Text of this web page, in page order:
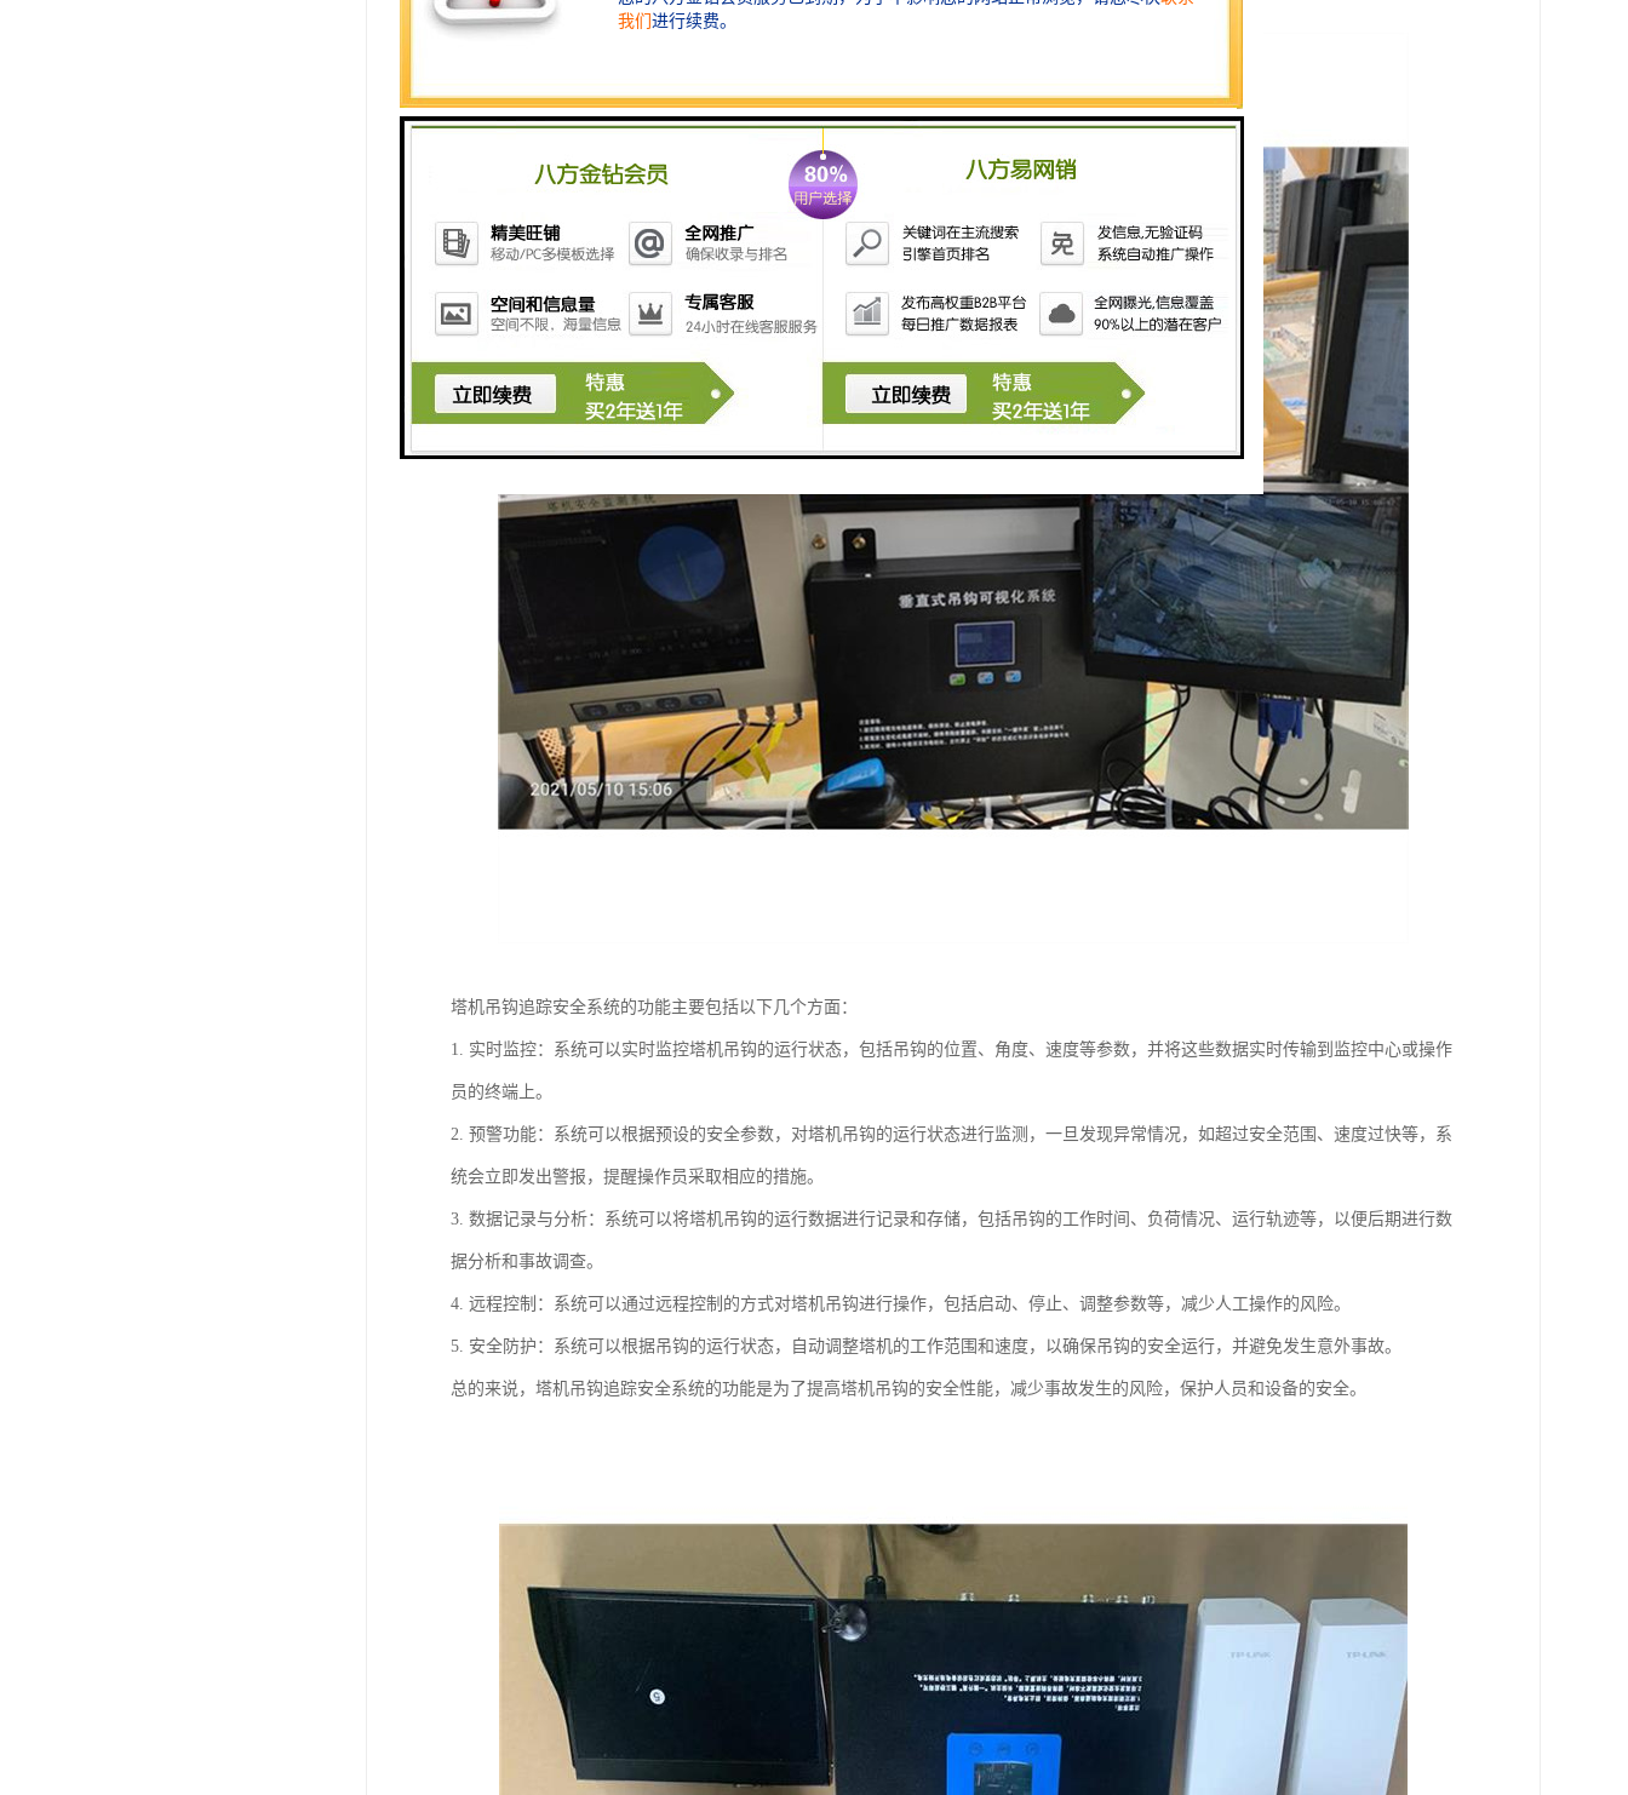
减少人为操作错误，提升工作质量。
塔机吊钩追踪安全系统的功能主要包括以下几个方面：
1. 实时监控：系统可以实时监控塔机吊钩的运行状态，包括吊钩的位置、角度、速度等参数，并将这些数据实时传输到监控中心或操作
员的终端上。
2. 预警功能：系统可以根据预设的安全参数，对塔机吊钩的运行状态进行监测，一旦发现异常情况，如超过安全范围、速度过快等，系
统会立即发出警报，提醒操作员采取相应的措施。
3. 数据记录与分析：系统可以将塔机吊钩的运行数据进行记录和存储，包括吊钩的工作时间、负荷情况、运行轨迹等，以便后期进行数
据分析和事故调查。
4. 远程控制：系统可以通过远程控制的方式对塔机吊钩进行操作，包括启动、停止、调整参数等，减少人工操作的风险。
5. 安全防护：系统可以根据吊钩的运行状态，自动调整塔机的工作范围和速度，以确保吊钩的安全运行，并避免发生意外事故。
总的来说，塔机吊钩追踪安全系统的功能是为了提高塔机吊钩的安全性能，减少事故发生的风险，保护人员和设备的安全。